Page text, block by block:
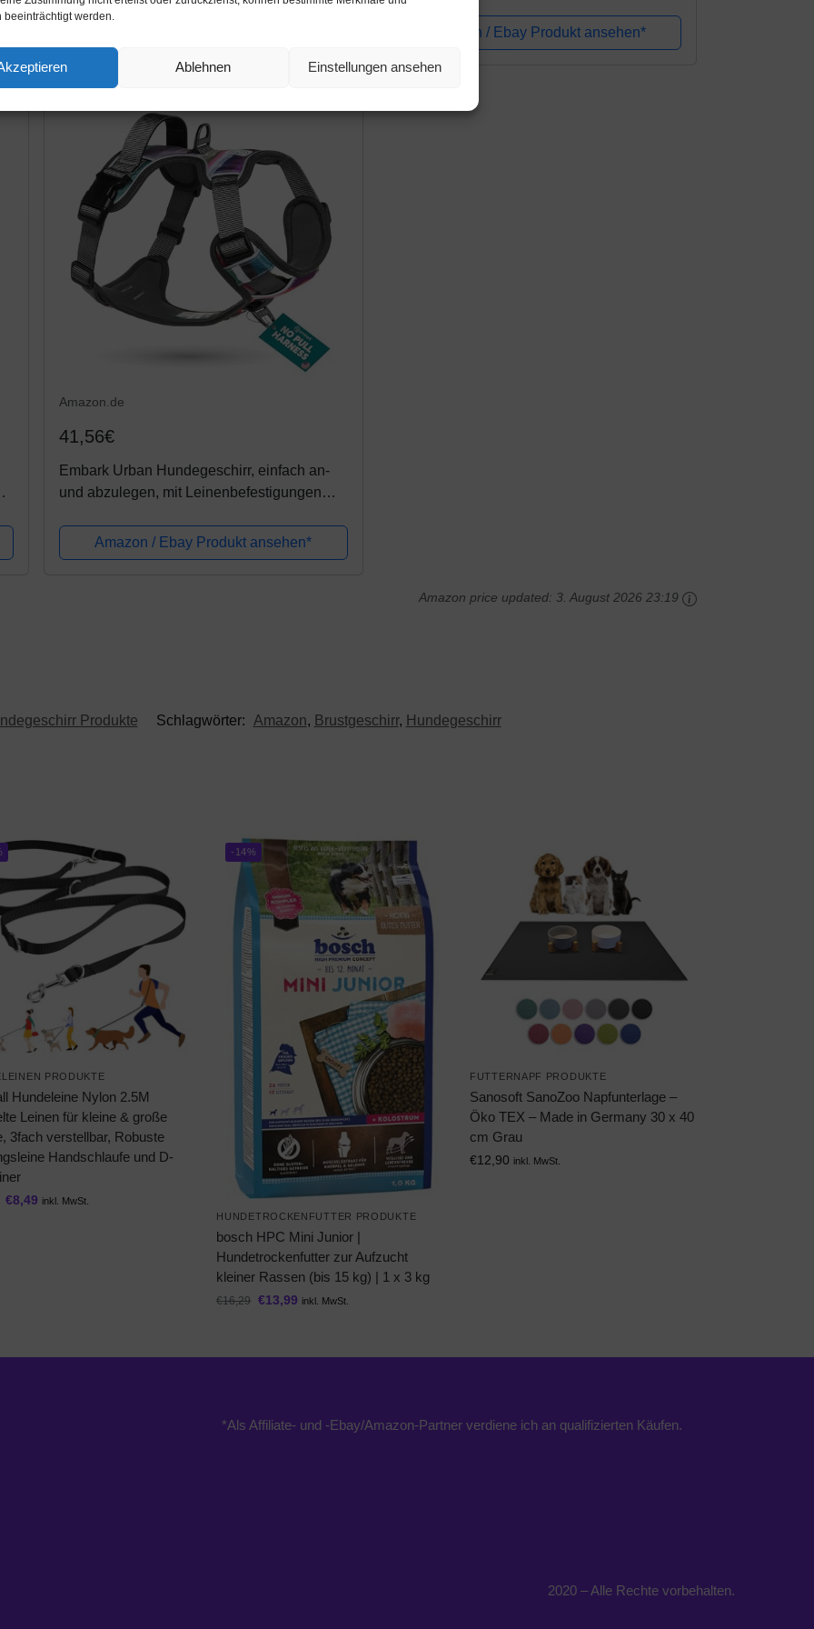
beeinträchtigt werden.
Ablehnen Einstellungen ansehen
Einfache Kontrolle Griff und Rückseite
perfekt für den täglichen Training,...
verstellbare Weste mit strapazierfähigem
Griff, Hundegeschirr für große/aktive...
Amazon / Ebay Produkt ansehen*
Amazon.de
41,56€
Embark Urban Hundegeschirr, einfach an-
und abzulegen, mit Leinenbefestigungen
Training ohne Ziehen,...
Amazon / Ebay Produkt ansehen*
Amazon price updated: 3. August 2026 23:19
Produkte Schlagwörter: Amazon, Brustgeschirr, Hundegeschirr
PRODUKTE
Hundeleine Nylon 2.5M
Leinen für kleine & große
3fach verstellbar, Robuste
Handschlaufe und D-
€8,49 inkl. MwSt.
-14%
HUNDETROCKENFUTTER PRODUKTE
bosch HPC Mini Junior |
Hundetrockenfutter zur Aufzucht
kleiner Rassen (bis 15 kg) | 1 x 3 kg
€16,29 €13,99 inkl. MwSt.
FUTTERNAPF PRODUKTE
Sanosoft SanoZoo Napfunterlage –
Öko TEX – Made in Germany 30 x 40
cm Grau
€12,90 inkl. MwSt.
*Als Affiliate- und -Ebay/Amazon-Partner verdiene ich an qualifizierten Käufen.
2020 – Alle Rechte vorbehalten.